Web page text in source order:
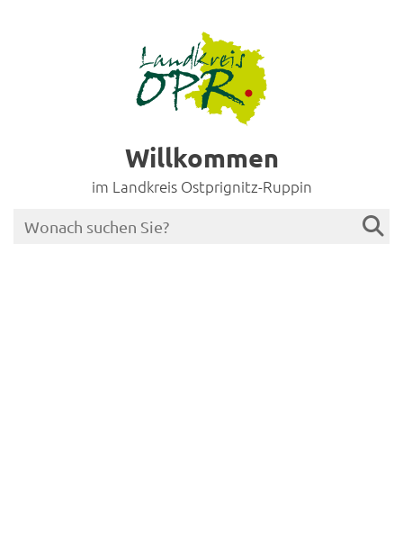
Willkommen
im Landkreis Ostprignitz-Ruppin